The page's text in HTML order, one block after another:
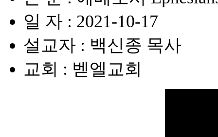
일 자 : 2021-10-17
설교자 : 백신종 목사
교회 : 벧엘교회